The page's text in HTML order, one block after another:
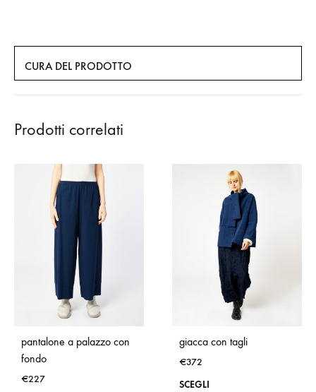
CURA DEL PRODOTTO
Prodotti correlati
pantalone a palazzo con
fondo
€227
giacca con tagli
€372
SCEGLI